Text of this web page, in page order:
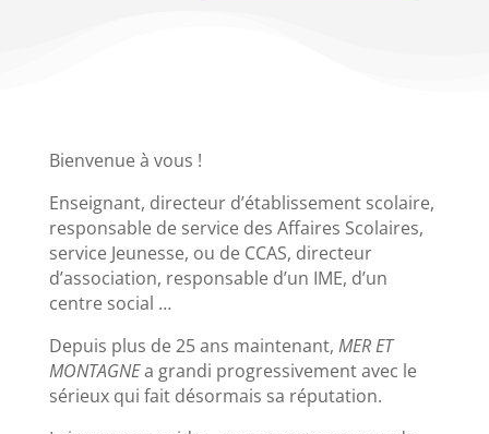
Bienvenue à vous !
Enseignant, directeur d’établissement scolaire,
responsable de service des Affaires Scolaires,
service Jeunesse, ou de CCAS, directeur
d’association, responsable d’un IME, d’un
centre social …
Depuis plus de 25 ans maintenant, MER ET
MONTAGNEa grandi progressivement avec le
sérieux qui fait désormais sa réputation.